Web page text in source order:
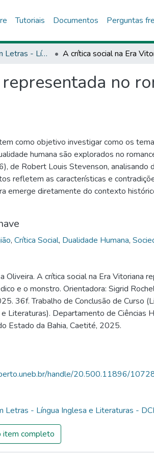
Tutoriais Documentos Perguntas
Licenciatura em Letras - Língua Inglesa e Literaturas - DCH6
no
como objetivo investigar como os
humana são explorados no
de Robert Louis Stevenson, analisando
refletem as características e
emerge diretamente do contexto
vitoriana vivia profundas
frequentemente colidia com os
os limites impostos pela
para explorar a natureza humana. No
o lado reprimido e instintivo do ser
o bem e o mal é inevitavelmente
estudo adota uma abordagem
da obra literária. Autores como
dualidade entre Jekyll e Hyde para
e repressão que permeavam a
tais contradições continuam relevantes
sobre ciência, ética, identidade e a
, Crítica Social, Dualidade Humana,
Oliveira. A crítica social na Era Vitoriana
e o monstro. Orientadora: Sigrid
36f. Trabalho de Conclusão de Curso
Literaturas). Departamento de Ciências
Estado da Bahia, Caetité, 2025.
handle/20.500.11896/
Letras - Língua Inglesa e Literaturas -
item completo